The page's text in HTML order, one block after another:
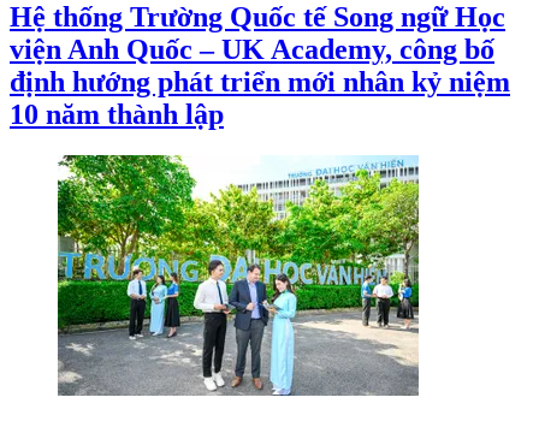
Hệ thống Trường Quốc tế Song ngữ Học
viện Anh Quốc – UK Academy, công bố
định hướng phát triển mới nhân kỷ niệm
10 năm thành lập